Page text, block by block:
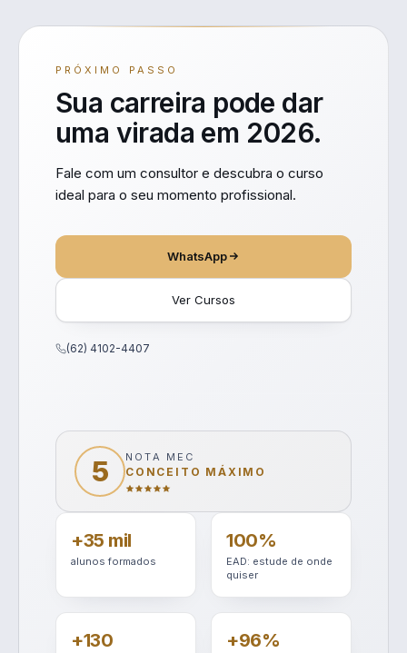
PRÓXIMO PASSO
Sua carreira pode dar
uma virada em 2026.
Fale com um consultor e descubra o curso
ideal para o seu momento profissional.
WhatsApp
Ver Cursos
(62) 4102-4407
5 NOTA MEC
CONCEITO MÁXIMO
+35 mil
alunos formados
100%
EAD: estude de onde
quiser
+130 +96%